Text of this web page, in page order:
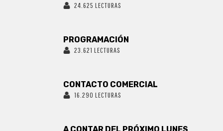
24.625 LECTURAS
PROGRAMACIÓN
23.621 LECTURAS
CONTACTO COMERCIAL
16.290 LECTURAS
A CONTAR DEL PRÓXIMO LUNES